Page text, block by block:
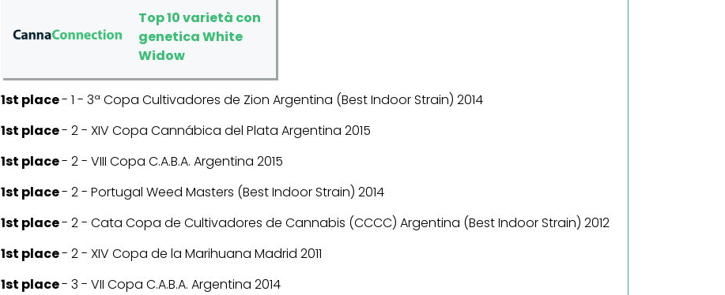
Top 10 varietà con
genetica White
Widow
1st place- 1 - 3ª Copa Cultivadores de Zion Argentina (Best Indoor Strain) 2014
1st place- 2 - XIV Copa Cannábica del Plata Argentina 2015
1st place- 2 - VIII Copa C.A.B.A. Argentina 2015
1st place- 2 - Portugal Weed Masters (Best Indoor Strain) 2014
1st place- 2 - Cata Copa de Cultivadores de Cannabis (CCCC) Argentina (Best Indoor Strain) 2012
1st place- 2 - XIV Copa de la Marihuana Madrid 2011
1st place- 3 - VII Copa C.A.B.A. Argentina 2014